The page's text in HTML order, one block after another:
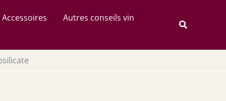
Accessoires
Autres conseils vin
Rechercher